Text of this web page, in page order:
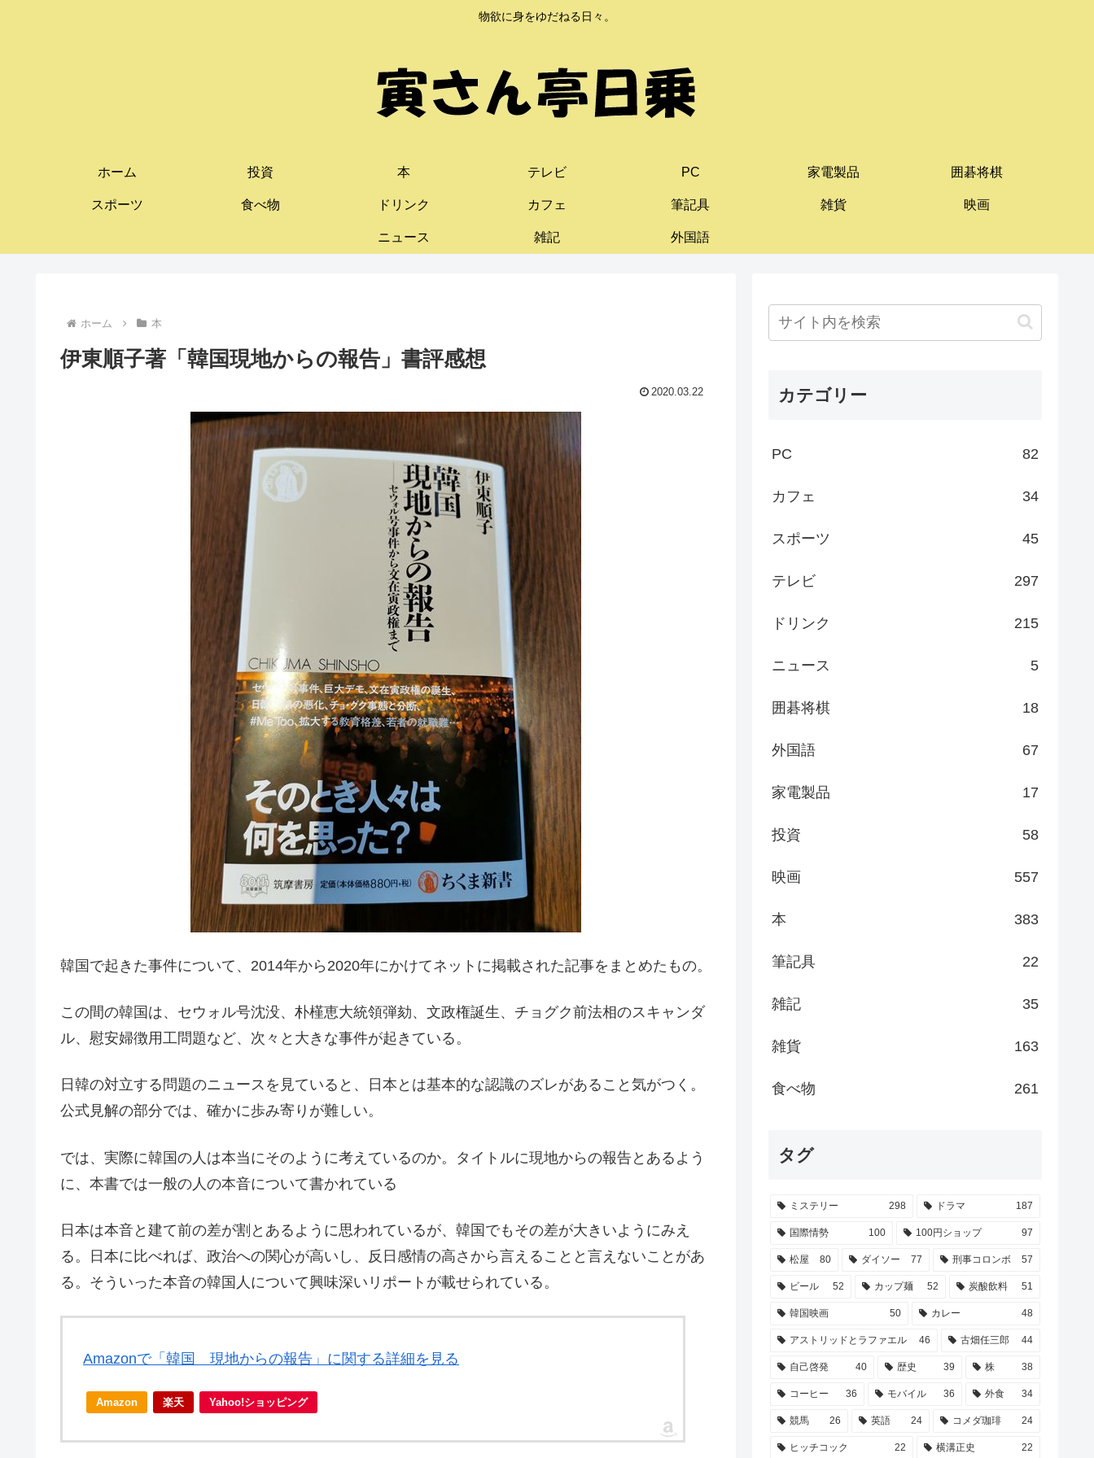
物欲に身をゆだねる日々。
ホーム 投資 本 テレビ PC 家電製品 囲碁将棋
スポーツ 食べ物 ドリンク カフェ 筆記具 雑貨 映画
ニュース 雑記 外国語
ホーム 本
伊東順子著「韓国現地からの報告」書評感想
2020.03.22
韓国で起きた事件について、2014年から2020年にかけてネットに掲載された記事をまとめたもの。
この間の韓国は、セウォル号沈没、朴槿恵大統領弾劾、文政権誕生、チョグク前法相のスキャンダ
ル、慰安婦徴用工問題など、次々と大きな事件が起きている。
日韓の対立する問題のニュースを見ていると、日本とは基本的な認識のズレがあること気がつく。
公式見解の部分では、確かに歩み寄りが難しい。
では、実際に韓国の人は本当にそのように考えているのか。タイトルに現地からの報告とあるよう
に、本書では一般の人の本音について書かれている
日本は本音と建て前の差が割とあるように思われているが、韓国でもその差が大きいようにみえ
る。日本に比べれば、政治への関心が高いし、反日感情の高さから言えることと言えないことがあ
る。そういった本音の韓国人について興味深いリポートが載せられている。
Amazonで「韓国 現地からの報告」に関する詳細を見る
Amazon 楽天 Yahoo!ショッピング
カテゴリー
PC 82
カフェ 34
スポーツ 45
テレビ 297
ドリンク 215
ニュース 5
囲碁将棋 18
外国語 67
家電製品 17
投資 58
映画 557
本 383
筆記具 22
雑記 35
雑貨 163
食べ物 261
タグ
ミステリー 298 ドラマ 187
国際情勢 100 100円ショップ 97
松屋 80 ダイソー 77 刑事コロンボ 57
ビール 52 カップ麺 52 炭酸飲料 51
韓国映画 50 カレー 48
アストリッドとラファエル 46 古畑任三郎 44
自己啓発 40 歴史 39 株 38
コーヒー 36 モバイル 36 外食 34
競馬 26 英語 24 コメダ珈琲 24
ヒッチコック 22 横溝正史 22